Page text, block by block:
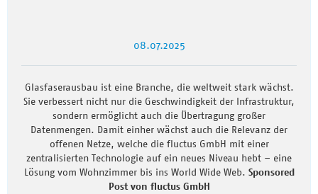
08.07.2025
Glasfaserausbau ist eine Branche, die weltweit stark wächst.
Sie verbessert nicht nur die Geschwindigkeit der Infrastruktur,
sondern ermöglicht auch die Übertragung großer
Datenmengen. Damit einher wächst auch die Relevanz der
offenen Netze, welche die fluctus GmbH mit einer
zentralisierten Technologie auf ein neues Niveau hebt – eine
Lösung vom Wohnzimmer bis ins World Wide Web. Sponsored
Post von fluctus GmbH